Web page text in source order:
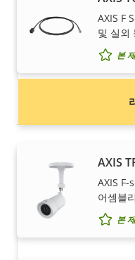
AXIS F
및 실외
본
하
AXIS
AXIS F-
어셈블리
본
리셀러, 시스템 통합
업체